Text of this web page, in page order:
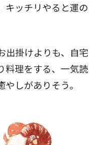
キッチリやると運の
出掛けよりも、自宅
料理をする、一気読
しがありそう。